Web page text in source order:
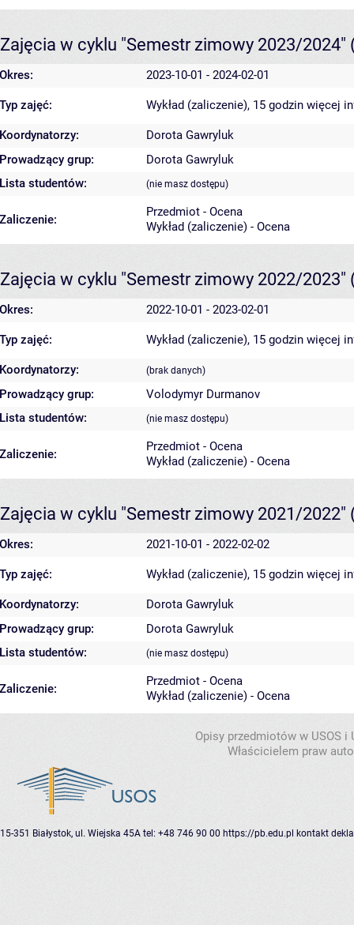
Zajęcia w cyklu "Semestr zimowy 2023/2024"
Okres: 2023-10-01 - 2024-02-01
Typ zajęć: Wykład (zaliczenie), 15 godzin więcej
Koordynatorzy:
Dorota Gawryluk
Prowadzący grup:
Dorota Gawryluk
Lista studentów:
(nie masz dostępu)
Zaliczenie:
Przedmiot - Ocena
Wykład (zaliczenie) - Ocena
Zajęcia w cyklu "Semestr zimowy 2022/2023"
Okres: 2022-10-01 - 2023-02-01
Typ zajęć: Wykład (zaliczenie), 15 godzin więcej
Koordynatorzy: (brak danych)
Prowadzący grup:
Volodymyr Durmanov
Lista studentów:
(nie masz dostępu)
Zaliczenie:
Przedmiot - Ocena
Wykład (zaliczenie) - Ocena
Zajęcia w cyklu "Semestr zimowy 2021/2022"
Okres: 2021-10-01 - 2022-02-02
Typ zajęć: Wykład (zaliczenie), 15 godzin więcej
Koordynatorzy:
Dorota Gawryluk
Prowadzący grup:
Dorota Gawryluk
Lista studentów:
(nie masz dostępu)
Zaliczenie:
Przedmiot - Ocena
Wykład (zaliczenie) - Ocena
Opisy przedmiotów w USOS
Właścicielem praw
15-351 Białystok, ul. Wiejska 45A tel: +48 746 90 00 https://pb.edu.pl kontakt